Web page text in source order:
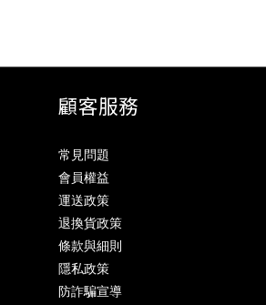
顧客服務
常見問題
會員權益
運送政策
退換貨政策
條款與細則
隱私政策
防詐騙宣導